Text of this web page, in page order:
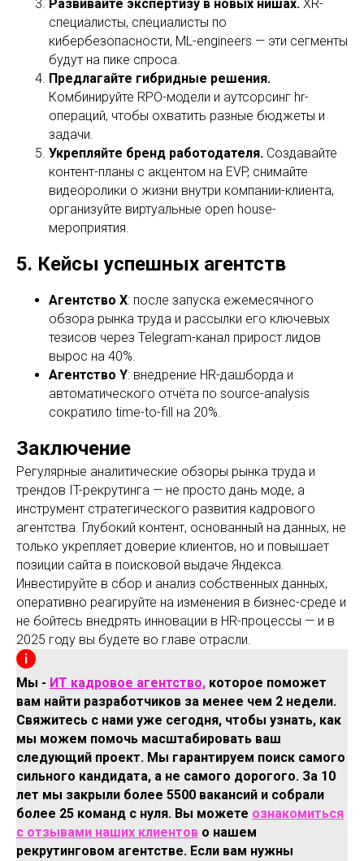
Развивайте экспертизу в новых нишах. XR-
специалисты, специалисты по
кибербезопасности, ML-engineers — эти сегменты
будут на пике спроса.
Предлагайте гибридные решения.
Комбинируйте RPO-модели и аутсорсинг hr-
операций, чтобы охватить разные бюджеты и
задачи.
Укрепляйте бренд работодателя. Создавайте
контент-планы с акцентом на EVP, снимайте
видеоролики о жизни внутри компании-клиента,
организуйте виртуальные open house-
мероприятия.
5. Кейсы успешных агентств
Агентство X: после запуска ежемесячного
обзора рынка труда и рассылки его ключевых
тезисов через Telegram-канал прирост лидов
вырос на 40%.
Агентство Y: внедрение HR-дашборда и
автоматического отчёта по source-analysis
сократило time-to-fill на 20%.
Заключение
Регулярные аналитические обзоры рынка труда и
трендов IT-рекрутинга — не просто дань моде, а
инструмент стратегического развития кадрового
агентства. Глубокий контент, основанный на данных, не
только укрепляет доверие клиентов, но и повышает
позиции сайта в поисковой выдаче Яндекса.
Инвестируйте в сбор и анализ собственных данных,
оперативно реагируйте на изменения в бизнес-среде и
не бойтесь внедрять инновации в HR-процессы — и в
2025 году вы будете во главе отрасли.
Мы - ИТ кадровое агентство, которое поможет
вам найти разработчиков за менее чем 2 недели.
Свяжитесь с нами уже сегодня, чтобы узнать, как
мы можем помочь масштабировать ваш
следующий проект. Мы гарантируем поиск самого
сильного кандидата, а не самого дорогого. За 10
лет мы закрыли более 5500 вакансий и собрали
более 25 команд с нуля. Вы можете ознакомиться
с отзывами наших клиентов о нашем
рекрутинговом агентстве. Если вам нужны